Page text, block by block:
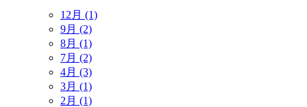
12月 (1)
9月 (2)
8月 (1)
7月 (2)
4月 (3)
3月 (1)
2月 (1)